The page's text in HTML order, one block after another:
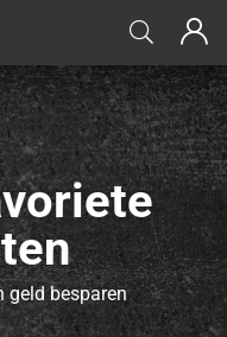
geld besparen